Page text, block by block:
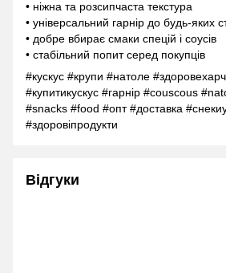
• ніжна та розсипчаста текстура
• універсальний гарнір до будь-яких
• добре вбирає смаки спецій і соусів
• стабільний попит серед покупців
#кускус #крупи #натоле
#купитикускус #гарнір #couscous
#snacks #food #опт #доставка
#здоровіпродукти
Відгуки